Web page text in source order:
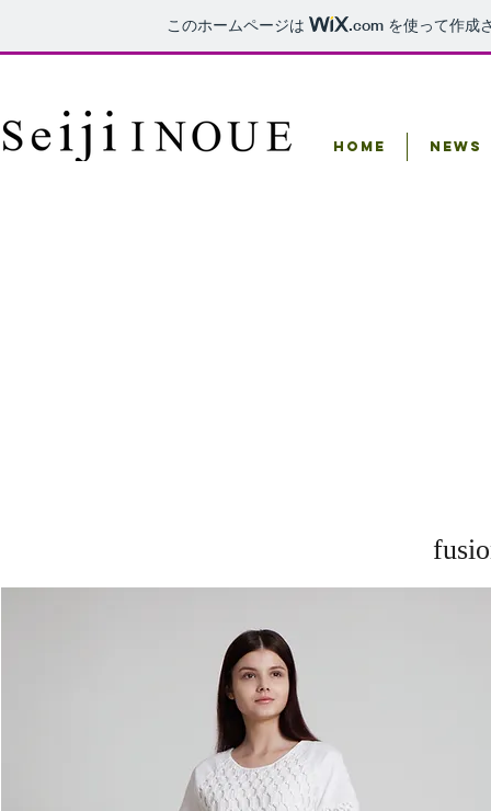
このホームページは .com を使って作成
Home NEWS